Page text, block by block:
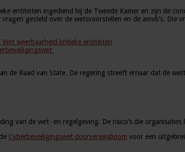
entiteiten ingediend bij de Tweede Kamer en zijn de
gesteld over de wetsvoorstellen en de amvb’s.
weerbaarheid kritieke entiteiten
de Raad van State. De regering streeft ernaar dat de
van de wet- en regelgeving. De risico’s die
Cyberbeveiligingswet doorverwijsboom voor een